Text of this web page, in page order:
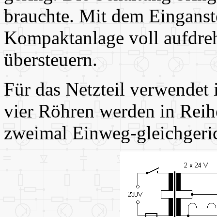
brauchte. Mit dem
Kompaktanlage voll
übersteuern.
Für das Netzteil
vier Röhren werden in
zweimal Einweg-